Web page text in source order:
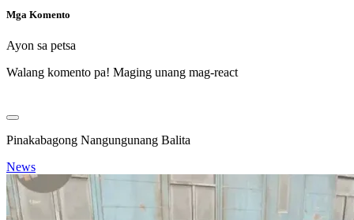
Mga Komento
Ayon sa petsa
Walang komento pa! Maging unang mag-react
Pinakabagong Nangungunang Balita
News